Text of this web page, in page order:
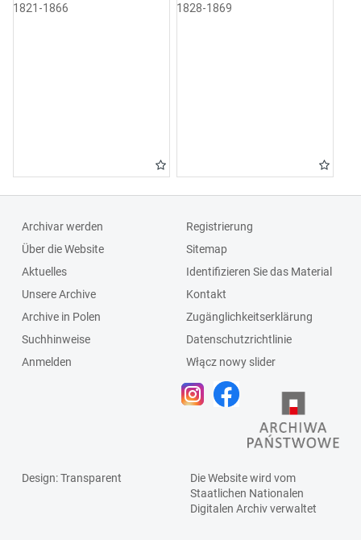
Domainen-
1821-1866
und
1828-1869
Archivar werden
Über die Website
Aktuelles
Unsere Archive
Archive in Polen
Suchhinweise
Anmelden
Registrierung
Sitemap
Identifizieren Sie das Material
Kontakt
Zugänglichkeitserklärung
Datenschutzrichtlinie
Włącz nowy slider
Design: Transparent
Die Website wird vom
Staatlichen Nationalen
Digitalen Archivverwaltet